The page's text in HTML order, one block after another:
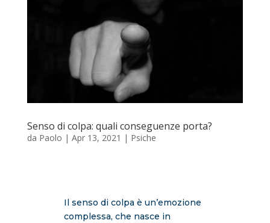
Senso di colpa: quali conseguenze porta?
da Paolo | Apr 13, 2021 | Psiche
Il senso di colpa è un’emozione
complessa, che nasce in